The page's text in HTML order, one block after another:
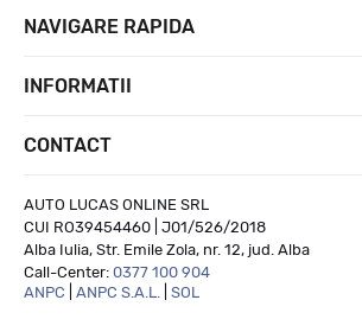
NAVIGARE RAPIDA
INFORMATII
CONTACT
AUTO LUCAS ONLINE SRL
CUI RO39454460 | J01/526/2018
Alba Iulia, Str. Emile Zola, nr. 12, jud. Alba
Call-Center: 0377 100 904
ANPC
ANPC S.A.L. SOL